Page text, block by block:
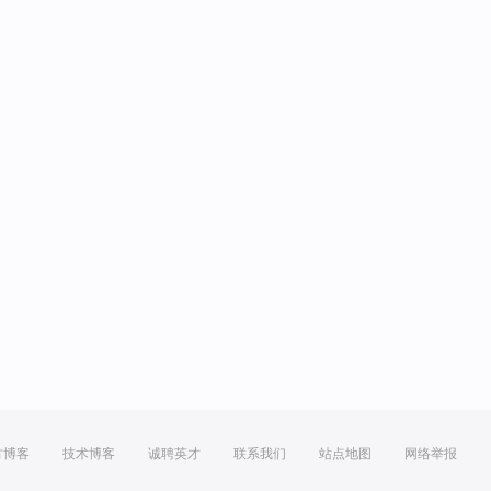
博客 技术博客 诚聘英才 联系我们 站点地图 网络举报